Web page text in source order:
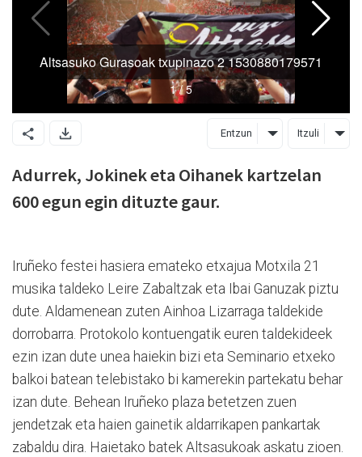
Entzun Itzuli
Adurrek, Jokinek eta Oihanek kartzelan
600 egun egin dituzte gaur.
Iruñeko festei hasiera emateko etxajua Motxila 21
musika taldeko Leire Zabaltzak eta Ibai Ganuzak piztu
dute. Aldamenean zuten Ainhoa Lizarraga taldekide
dorrobarra. Protokolo kontuengatik euren taldekideek
ezin izan dute unea haiekin bizi eta Seminario etxeko
balkoi batean telebistako bi kamerekin partekatu behar
izan dute. Behean Iruñeko plaza betetzen zuen
jendetzak eta haien gainetik aldarrikapen pankartak
zabaldu dira. Haietako batek Altsasukoak askatu zioen.